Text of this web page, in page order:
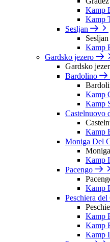
Kamp
Kamp
Sesljan
Sesljan
Kamp
Gardsko jezero
Gardsko
Bardolino
Kamp
Kamp
Castelnuovo
Kamp
Moniga Del
Kamp
Pacengo
Kamp
Peschiera del
Kamp
Kamp
Kamp